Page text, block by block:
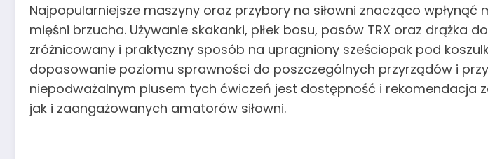
Najpopularniejsze maszyny oraz przybory na siłowni znacząco wpłynąć
mięśni brzucha. Używanie skakanki, piłek bosu, pasów TRX oraz drążka
zróżnicowany i praktyczny sposób na upragniony sześciopak pod
dopasowanie poziomu sprawności do poszczególnych przyrządów i
niepodważalnym plusem tych ćwiczeń jest dostępność i rekomendacja
jak i zaangażowanych amatorów siłowni.